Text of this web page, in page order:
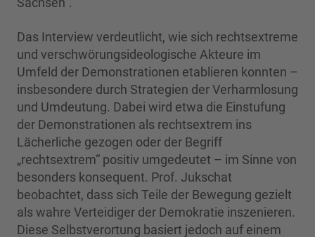
Das Interview verdeutlicht, wie sich rechtsextreme
und verschwörungsideologische Akteure im
Umfeld der Demonstrationen etablieren konnten –
insbesondere durch Strategien der Verharmlosung
und Umdeutung. Dabei wird etwa die Einstufung
der Demonstrationen als rechtsextrem ins
Lächerliche gezogen oder der Begriff
„rechtsextrem“ positiv umgedeutet – im Sinne von
besonders konsequent. Prof. Jukschat
beobachtet, dass sich Teile der Bewegung gezielt
als wahre Verteidiger der Demokratie inszenieren.
Diese Selbstverortung basiert jedoch auf einem